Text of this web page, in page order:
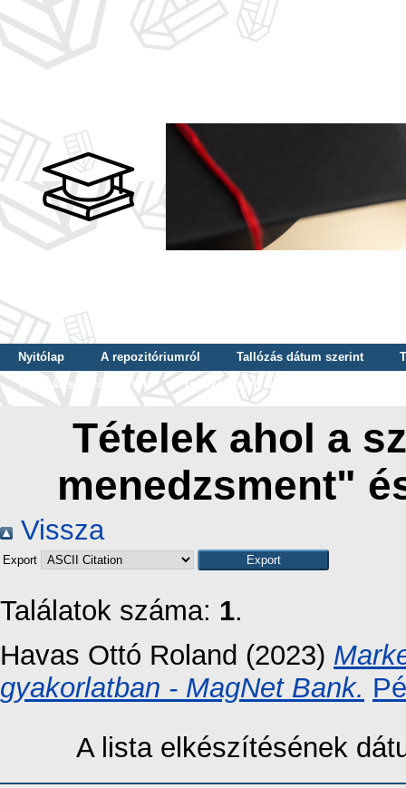
Nyitólap A repozitóriumról Tallózás dátum szerint
Tallózás szerző szerint
Tallózás nyelv szerint
Tételek ahol a
menedzsment"
Vissza
Export
Találatok száma: 1.
Havas Ottó Roland (2023)
gyakorlatban - MagNet Bank.
A lista elkészítésének